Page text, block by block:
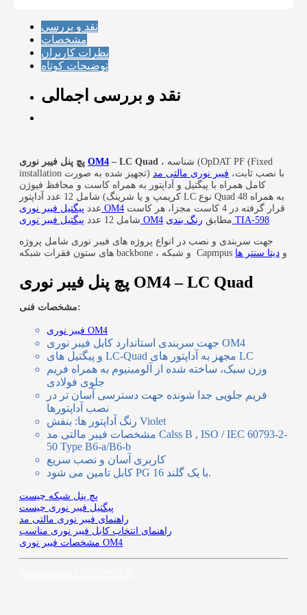
نقد و بررسی
مشخصات
نظرات کاربران
توضیحات کوتاه
نقد و بررسی اجمالی
OM4 – LC Quad ، شناسه (OpDAT PF (Fixed
installation با نصب ثابت، فیبر نوری مالتی مد (تجهیز شده به صورت
کامل همراه با پیگتیل و آداپتور به همراه کاست و محافظ فیوژن
کریمپ و یا شرینگ)
شامل 12 عدد آداپتور LC نوع Quad به همراه 48
عدد پیگتیل فیبر نوری OM4
شامل 12 عدد پیگتیل فیبر نوری OM4 مطابق رنگ بندی TIA-598
جهت سربندی و نصب در انواع پروژه های فیبر نوری شامل پروژه
های ستون فقرات شبکه backbone ، و شبکه Capmpus و دیتا سنتر ها
پچ پنل فیبر نوری OM4 – LC Quad
مشخصات فنی:
فیبر نوری OM4
جهت سربندی استاندارد کابل فیبر نوری OM4
مجهز به آداپتور های LC-Quad
LC
وزن سبک، ساخته شده از آلومینیوم به همراه فریم
جلوی فولادی
فریم جلویی جدا شونده حهت دسترسی آسان تر در
نصب آداپتورها
رنگ آداپتور ها: بنفش Violet
Calss B , ISO / IEC 60793-2-
50 Type B6-a/B6-b
کاربری آسان و نصب سریع
با یک گلند PG 16 کابل تامین می شود.
پچ پنل شبکه چیست
پیگتیل فیبر نوری چیست
راهنمای فیبر نوری مالتی مد
راهنمای انتخاب کابل فیبر نوری مناسب
مشخصات فیبر نوری OM4